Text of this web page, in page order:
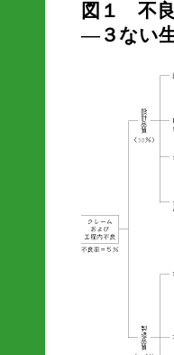
図１ 不
―３ない